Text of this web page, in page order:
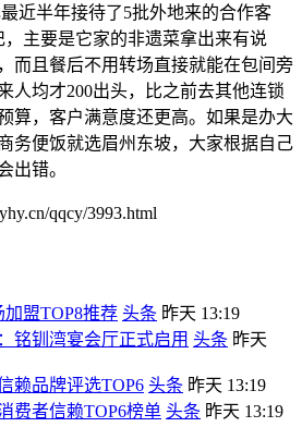
近半年接待了5批外地来的合作客
，主要是它家的非遗菜拿出来有说
而且餐后不用转场直接就能在包间旁
人均才200出头，比之前去其他连锁
算，客户满意度还更高。如果是办大
务便饭就选眉州东坡，大家根据自己
出错。
qqcy/3993.html
加盟TOP8推荐 头条 昨天 13:19
铭钏湾宴会厅正式启用 头条 昨天
赖品牌评选TOP6 头条 昨天 13:19
费者信赖TOP6榜单 头条 昨天 13:19